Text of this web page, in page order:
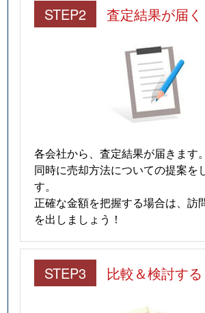
STEP2 査定結果が届く
各会社から、査定結果が届きます。
同時に売却方法についての提案を
す。
正確な金額を把握する場合は、訪
を出しましょう！
STEP3 比較＆検討する